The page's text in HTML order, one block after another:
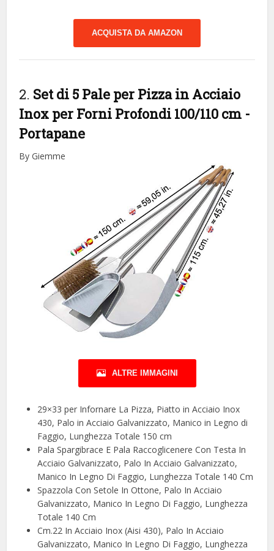
ACQUISTA DA AMAZON
2. Set di 5 Pale per Pizza in Acciaio
Inox per Forni Profondi 100/110 cm -
Portapane
By Giemme
ALTRE IMMAGINI
29×33 per Infornare La Pizza, Piatto in Acciaio Inox
430, Palo in Acciaio Galvanizzato, Manico in Legno di
Faggio, Lunghezza Totale 150 cm
Pala Spargibrace E Pala Raccoglicenere Con Testa In
Acciaio Galvanizzato, Palo In Acciaio Galvanizzato,
Manico In Legno Di Faggio, Lunghezza Totale 140 Cm
Spazzola Con Setole In Ottone, Palo In Acciaio
Galvanizzato, Manico In Legno Di Faggio, Lunghezza
Totale 140 Cm
Cm.22 In Acciaio Inox (Aisi 430), Palo In Acciaio
Galvanizzato, Manico In Legno Di Faggio, Lunghezza